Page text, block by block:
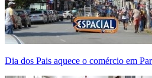
Dia dos Pais aquece o comércio em